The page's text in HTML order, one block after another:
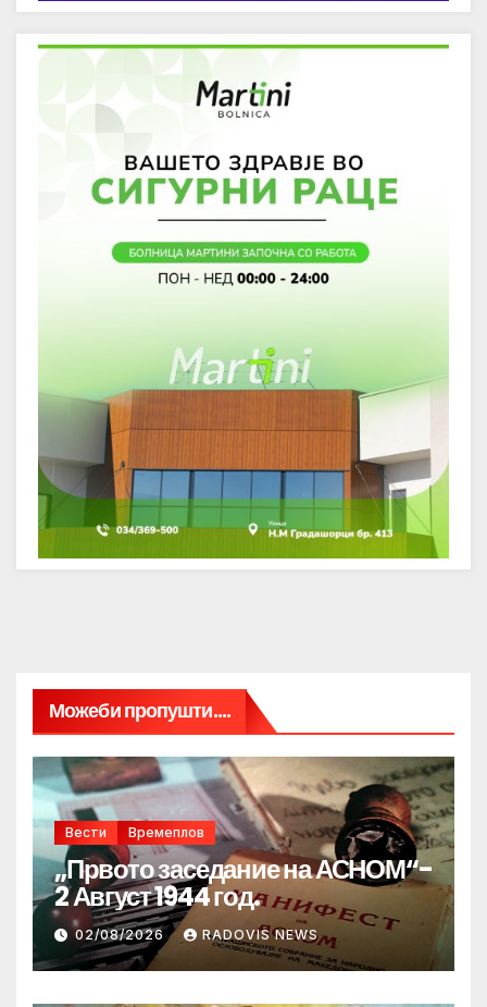
Можеби пропушти....
Вести Времеплов
„Првото заседание на АСНОМ“-
2 Август 1944 год.
02/08/2026 RADOVIS NEWS